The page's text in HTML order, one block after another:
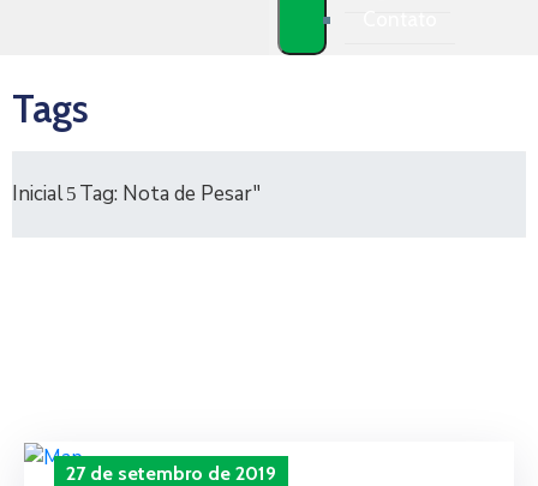
Tags
Inicial Tag: Nota de Pesar"
27 de setembro de 2019